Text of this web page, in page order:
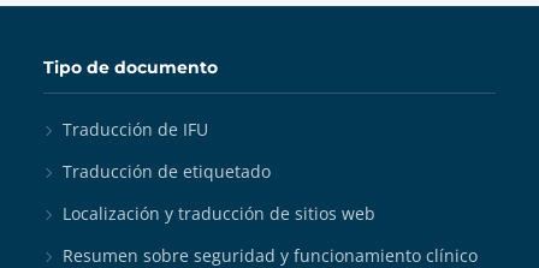
Tipo de documento
Traducción de IFU
Traducción de etiquetado
Localización y traducción de sitios web
Resumen sobre seguridad y funcionamiento clínico